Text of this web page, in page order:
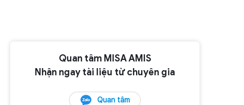
Quan tâm MISA AMIS
Nhận ngay tài liệu từ chuyên gia
Quan tâm